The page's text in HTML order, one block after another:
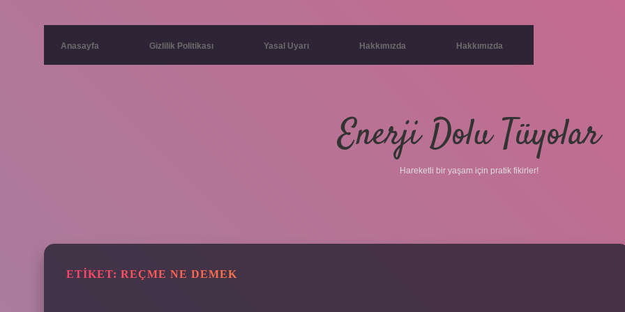
Anasayfa Gizlilik Politikası Yasal Uyarı Hakkımızda Hakkımızda
Enerji Dolu Tüyolar
Hareketli bir yaşam için pratik fikirler!
ETIKET: REÇME NE DEMEK